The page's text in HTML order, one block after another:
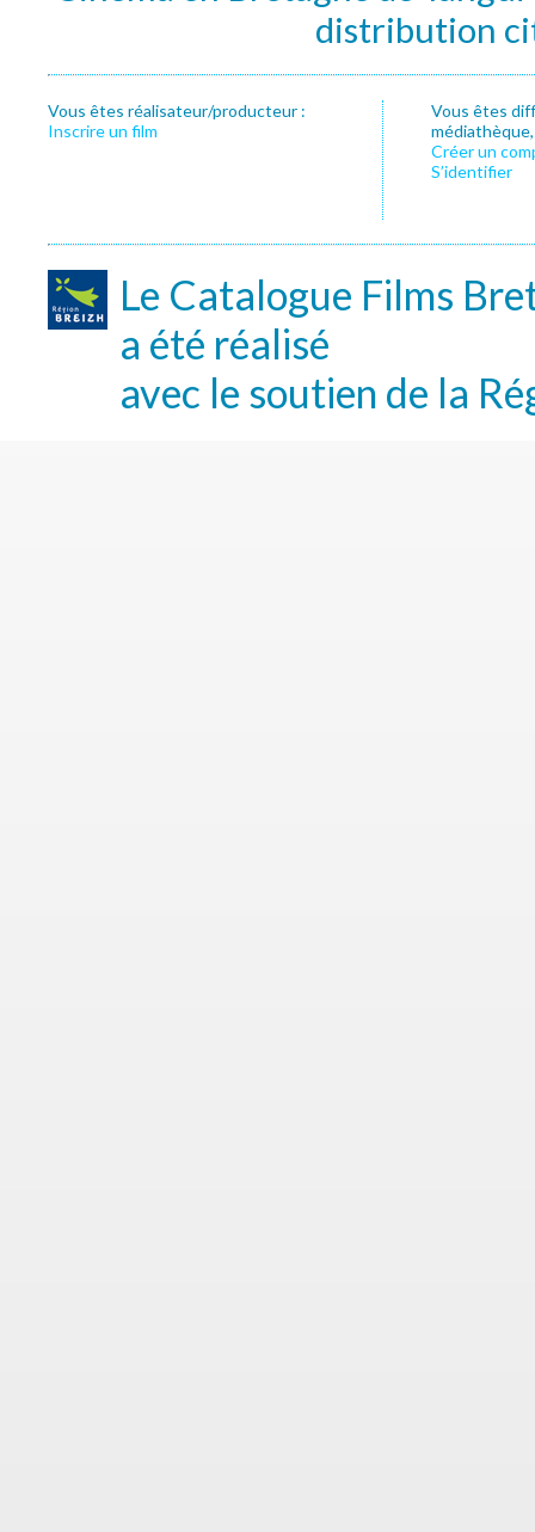
distribution
Vous êtes réalisateur/producteur :
Inscrire un film
Vous êtes
Créer un
S’identifier
Le Catalogue Films
a été réalisé
avec le soutien de la